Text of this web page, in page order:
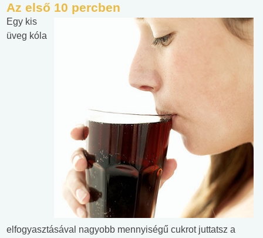
Az első 10 percben
Egy kis
üveg kóla
elfogyasztásával nagyobb mennyiségű cukrot juttatsz a